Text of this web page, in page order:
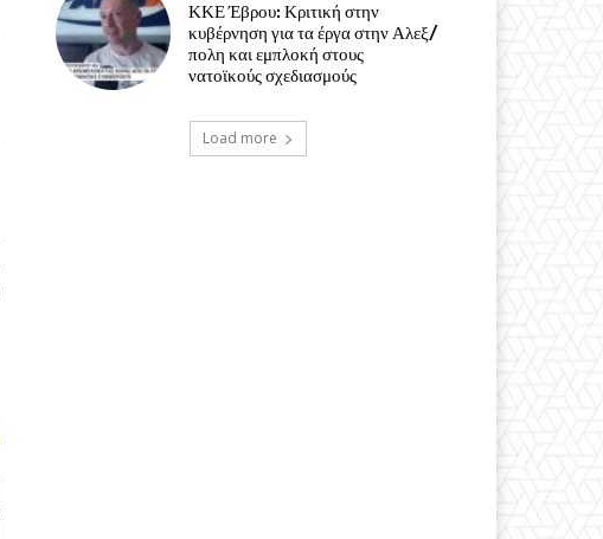
ΚΚΕ Έβρου: Κριτική στην
κυβέρνηση για τα έργα στην Αλεξ/
πολη και εμπλοκή στους
νατοϊκούς σχεδιασμούς
Load more